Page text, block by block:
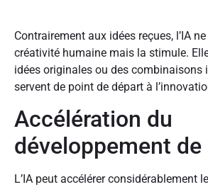
Contrairement aux idées reçues, l’IA
créativité humaine mais la stimule.
idées originales ou des combinaisons
servent de point de départ à
Accélération du
développement
L’IA peut accélérer considérablement